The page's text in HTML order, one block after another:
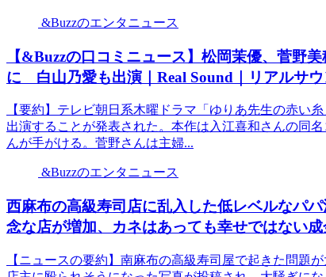
&Buzzのエンタニュース
【&Buzzの口コミニュース】松岡茉優、菅野
に 白山乃愛も出演｜Real Sound｜リアルサ
【要約】テレビ朝日系木曜ドラマ「ゆりあ先生の赤い
出演することが発表された。本作は入江喜和さんの同
んが手がける。菅野さんは主婦...
&Buzzのエンタニュース
西麻布の高級寿司店に乱入した低レベルなパ
念な店が増加、カネはあっても幸せではない
【ニュースの要約】南麻布の高級寿司屋で起きた問題